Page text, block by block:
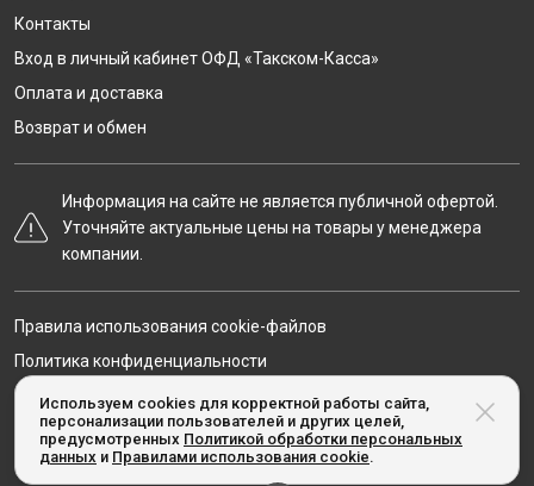
Используем cookies для корректной работы сайта,
персонализации пользователей и других целей,
предусмотренных Политикой обработки персональных
данных и Правилами использования cookie.
Контакты
Вход в личный кабинет ОФД «Такском-Касса»
Оплата и доставка
Возврат и обмен
Информация на сайте не является публичной офертой.
Уточняйте актуальные цены на товары у менеджера
компании.
© Taxcom-kassa.ru, 2020-2026
Правила использования cookie-файлов
Политика конфиденциальности
Карта сайта